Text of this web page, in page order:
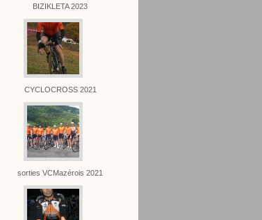
BIZIKLETA 2023
CYCLOCROSS 2021
sorties VCMazérois 2021